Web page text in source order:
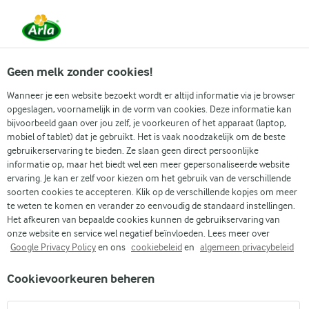
Vanaf 1 juni zijn DMK Group en Arla Foods
Gyros met tzatziki
40 MIN.
gekruid vlees wordt opgerold in platbrood en gecombineerd
met tzatziki en andere verse mediterrane ingrediënten om
Arla Recepten Gyros met tzatziki
Zoek categorie
Zoek zoektermen in te voeren
Geen melk zonder cookies!
Wanneer je een website bezoekt wordt er altijd informatie via je browser
opgeslagen, voornamelijk in de vorm van cookies. Deze informatie kan
bijvoorbeeld gaan over jou zelf, je voorkeuren of het apparaat (laptop,
mobiel of tablet) dat je gebruikt. Het is vaak noodzakelijk om de beste
gebruikerservaring te bieden. Ze slaan geen direct persoonlijke
informatie op, maar het biedt wel een meer gepersonaliseerde website
ervaring. Je kan er zelf voor kiezen om het gebruik van de verschillende
soorten cookies te accepteren. Klik op de verschillende kopjes om meer
te weten te komen en verander zo eenvoudig de standaard instellingen.
Het afkeuren van bepaalde cookies kunnen de gebruikservaring van
onze website en service wel negatief beïnvloeden. Lees meer over
Google Privacy Policyen ons cookiebeleiden algemeen privacybeleid
Cookievoorkeuren beheren